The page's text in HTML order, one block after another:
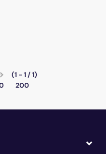
(1 - 1 / 1)
200